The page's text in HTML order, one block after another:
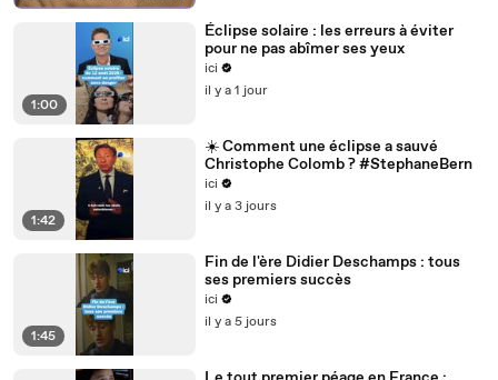
1:00
Éclipse solaire : les erreurs à éviter
pour ne pas abîmer ses yeux
ici
il y a 1 jour
1:42
☀️ Comment une éclipse a sauvé
Christophe Colomb ? #StephaneBern
ici
il y a 3 jours
1:45
Fin de l'ère Didier Deschamps : tous
ses premiers succès
ici
il y a 5 jours